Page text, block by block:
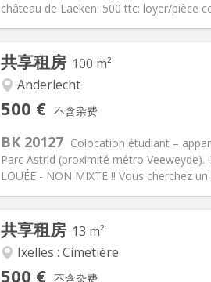
château de Laeken. 500 ttc: loyer/pièce
布局
共享租房 100 m²
Anderlecht
500 € 不含杂费
BK 20127 Colocation étudiant –
Parc Astrid (proximité métro Veeweyde).
LOUÉE - NON MIXTE ‼️ Vous cherchez
布局
浴室:共用
面积:100 m2
共享租房 13 m²
Ixelles : Cimetière
500 € 不含杂费